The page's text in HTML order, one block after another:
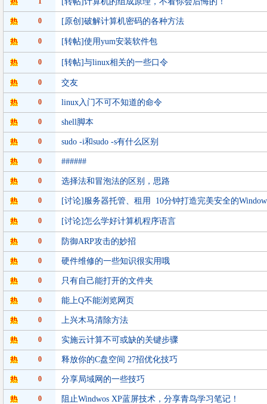
0 [原创]破解计算机密码的各种方法
0 [转帖]使用yum安装软件包
0 [转帖]与linux相关的一些口令
0 交友
0 linux入门不可不知道的命令
0 shell脚本
0 sudo -i和sudo -s有什么区别
0 ######
0 选择法和冒泡法的区别，思路
0 [讨论]服务器托管、租用 10分钟打造完美安全的
0 [讨论]怎么学好计算机程序语言
0 防御ARP攻击的妙招
0 硬件维修的一些知识很实用哦
0 只有自己能打开的文件夹
0 能上Q不能浏览网页
0 上兴木马清除方法
0 实施云计算不可或缺的关键步骤
0 释放你的C盘空间 27招优化技巧
0 分享局域网的一些技巧
0 阻止Windwos XP蓝屏技术，分享青鸟学习笔记！